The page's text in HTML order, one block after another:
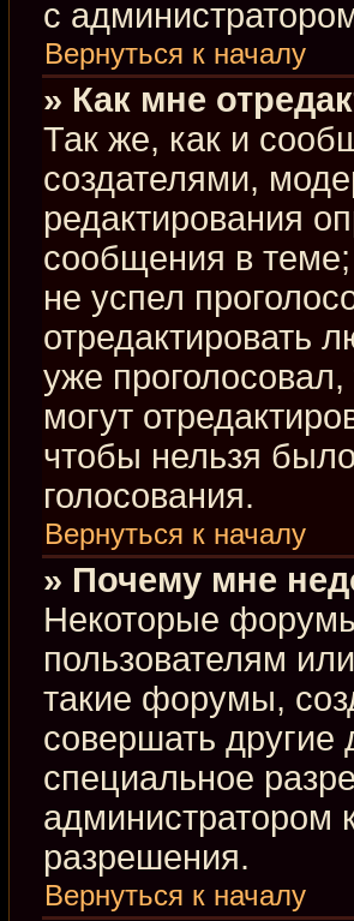
с
Вернуться к началу
» Как мне
Так же, как и
создателями,
редактирования
сообщения в
не успел
отредактировать
уже
могут
чтобы нельзя
голосования.
Вернуться к началу
» Почему мне
Некоторые
пользователям
такие форумы,
совершать другие
специальное
администратором
разрешения.
Вернуться к началу